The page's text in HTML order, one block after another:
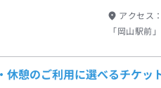
アクセス：
「岡山駅前
・休憩のご利用に選べるチ